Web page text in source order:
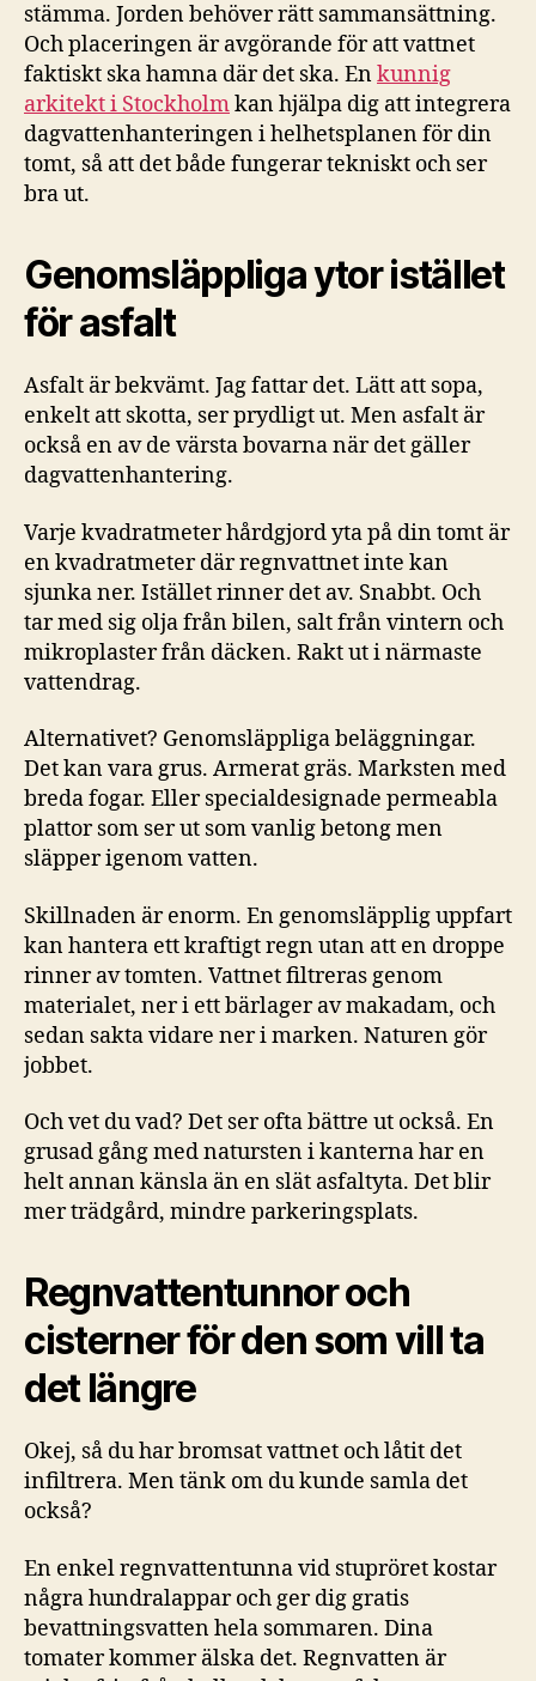
stämma. Jorden behöver rätt sammansättning.
Och placeringen är avgörande för att vattnet
faktiskt ska hamna där det ska. Enkunnig
arkitekt i Stockholmkan hjälpa dig att integrera
dagvattenhanteringen i helhetsplanen för din
tomt, så att det både fungerar tekniskt och ser
bra ut.
Genomsläppliga ytor istället
för asfalt
Asfalt är bekvämt. Jag fattar det. Lätt att sopa,
enkelt att skotta, ser prydligt ut. Men asfalt är
också en av de värsta bovarna när det gäller
dagvattenhantering.
Varje kvadratmeter hårdgjord yta på din tomt är
en kvadratmeter där regnvattnet inte kan
sjunka ner. Istället rinner det av. Snabbt. Och
tar med sig olja från bilen, salt från vintern och
mikroplaster från däcken. Rakt ut i närmaste
vattendrag.
Alternativet? Genomsläppliga beläggningar.
Det kan vara grus. Armerat gräs. Marksten med
breda fogar. Eller specialdesignade permeabla
plattor som ser ut som vanlig betong men
släpper igenom vatten.
Skillnaden är enorm. En genomsläpplig uppfart
kan hantera ett kraftigt regn utan att en droppe
rinner av tomten. Vattnet filtreras genom
materialet, ner i ett bärlager av makadam, och
sedan sakta vidare ner i marken. Naturen gör
jobbet.
Och vet du vad? Det ser ofta bättre ut också. En
grusad gång med natursten i kanterna har en
helt annan känsla än en slät asfaltyta. Det blir
mer trädgård, mindre parkeringsplats.
Regnvattentunnor och
cisterner för den som vill ta
det längre
Okej, så du har bromsat vattnet och låtit det
infiltrera. Men tänk om du kunde samla det
också?
En enkel regnvattentunna vid stupröret kostar
några hundralappar och ger dig gratis
bevattningsvatten hela sommaren. Dina
tomater kommer älska det. Regnvatten är